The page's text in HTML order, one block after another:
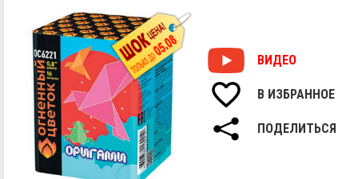
ВИДЕО
В ИЗБРАННОЕ
ПОДЕЛИТЬСЯ